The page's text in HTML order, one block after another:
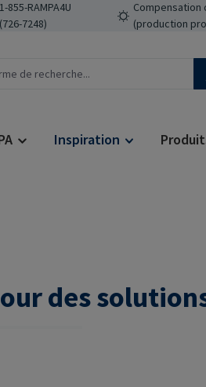
1-855-RAMPA4U
(726-7248)
Compensation
(production
Inspiration
des